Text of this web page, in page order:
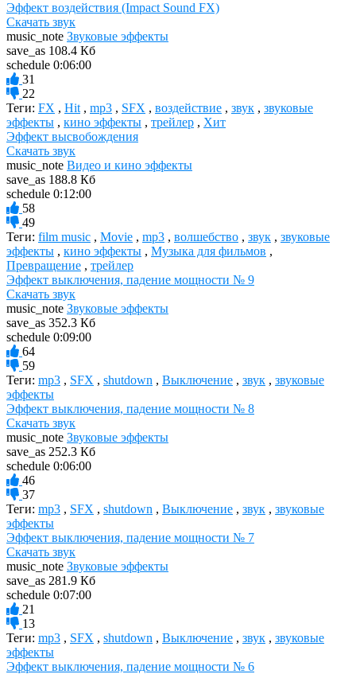
Эффект воздействия (Impact Sound FX)
Скачать звук
music_note Звуковые эффекты
save_as 108.4 Кб
schedule 0:06:00
31
22
Теги: FX , Hit , mp3 , SFX , воздействие , звук , звуковые
эффекты , кино эффекты , трейлер , Хит
Эффект высвобождения
Скачать звук
music_note Видео и кино эффекты
save_as 188.8 Кб
schedule 0:12:00
58
49
Теги: film music , Movie , mp3 , волшебство , звук , звуковые
эффекты , кино эффекты , Музыка для фильмов ,
Превращение , трейлер
Эффект выключения, падение мощности № 9
Скачать звук
music_note Звуковые эффекты
save_as 352.3 Кб
schedule 0:09:00
64
59
Теги: mp3 , SFX , shutdown , Выключение , звук , звуковые
эффекты
Эффект выключения, падение мощности № 8
Скачать звук
music_note Звуковые эффекты
save_as 252.3 Кб
schedule 0:06:00
46
37
Теги: mp3 , SFX , shutdown , Выключение , звук , звуковые
эффекты
Эффект выключения, падение мощности № 7
Скачать звук
music_note Звуковые эффекты
save_as 281.9 Кб
schedule 0:07:00
21
13
Теги: mp3 , SFX , shutdown , Выключение , звук , звуковые
эффекты
Эффект выключения, падение мощности № 6